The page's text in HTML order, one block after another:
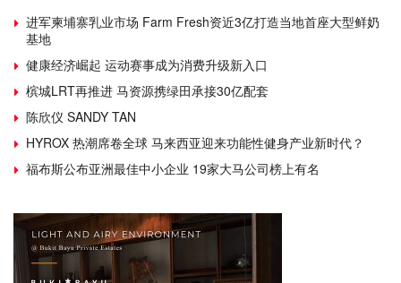
进军柬埔寨乳业市场 Farm Fresh资近3亿打造当地首座大型鲜奶
基地
健康经济崛起 运动赛事成为消费升级新入口
槟城LRT再推进 马资源携绿田承接30亿配套
陈欣仪 SANDY TAN
HYROX 热潮席卷全球 马来西亚迎来功能性健身产业新时代？
福布斯公布亚洲最佳中小企业 19家大马公司榜上有名